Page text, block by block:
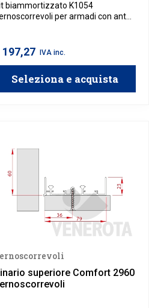
biammortizzato K1054
per armadi con ante
Comfort 2960 e binario
Comfort 1936
197,27 IVA inc.
Seleziona e acquista
superiore Comfort 2960